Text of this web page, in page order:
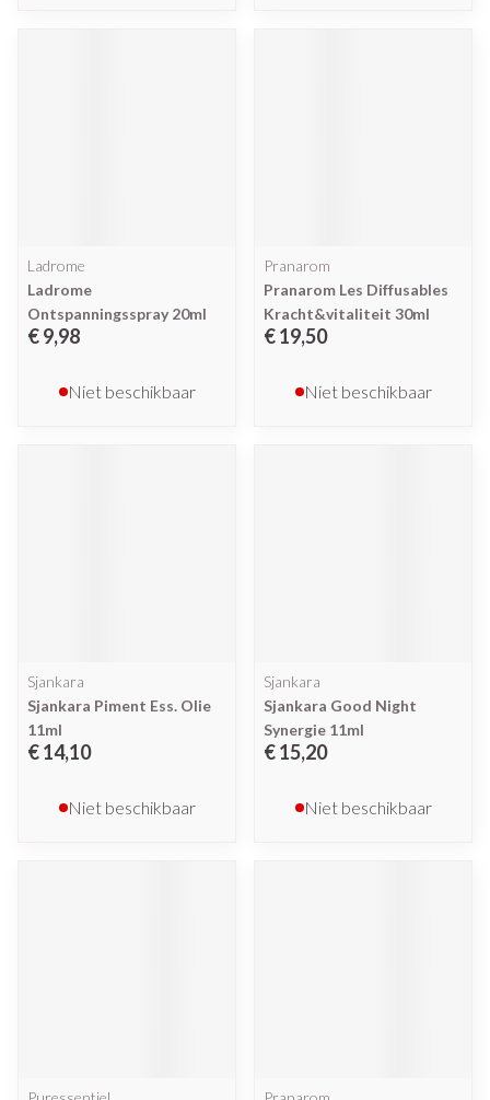
Ladrome
Ladrome
Ontspanningsspray 20ml
€ 9,98
Niet beschikbaar
Pranarom
Pranarom Les Diffusables
Kracht&vitaliteit 30ml
€ 19,50
Niet beschikbaar
Sjankara
Sjankara Piment Ess. Olie
11ml
€ 14,10
Niet beschikbaar
Sjankara
Sjankara Good Night
Synergie 11ml
€ 15,20
Niet beschikbaar